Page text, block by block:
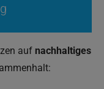
auf nachhaltiges